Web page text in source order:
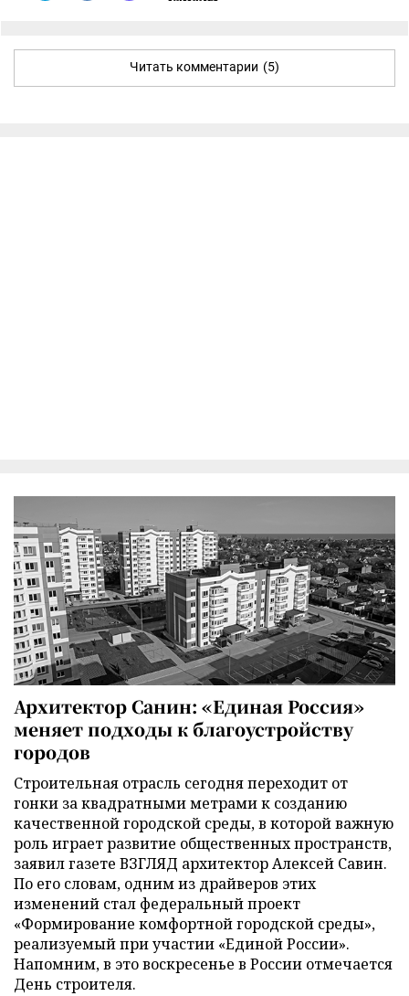
Читать комментарии (5)
Архитектор Санин: «Единая Россия»
меняет подходы к благоустройству
городов
Строительная отрасль сегодня переходит от
гонки за квадратными метрами к созданию
качественной городской среды, в которой важную
роль играет развитие общественных пространств,
заявил газете ВЗГЛЯД архитектор Алексей Савин.
По его словам, одним из драйверов этих
изменений стал федеральный проект
«Формирование комфортной городской среды»,
реализуемый при участии «Единой России».
Напомним, в это воскресенье в России отмечается
День строителя.